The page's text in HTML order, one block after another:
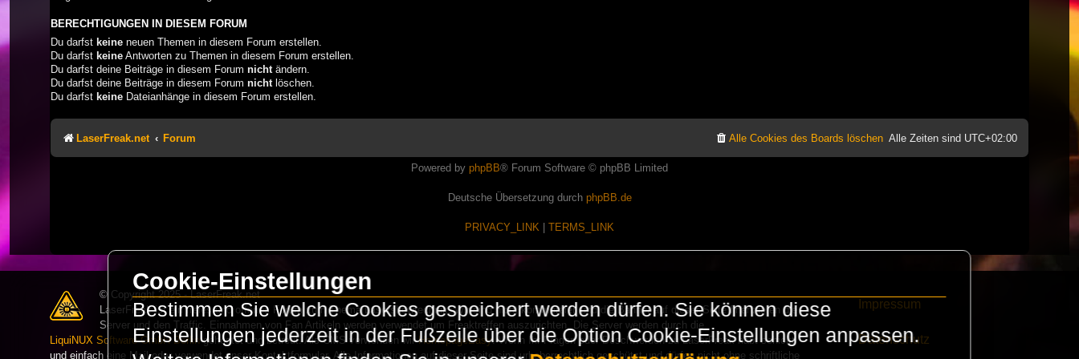
BERECHTIGUNGEN IN DIESEM FORUM
Du darfst keine neuen Themen in diesem Forum erstellen.
Du darfst keine Antworten zu Themen in diesem Forum erstellen.
Du darfst deine Beiträge in diesem Forum nicht ändern.
Du darfst deine Beiträge in diesem Forum nicht löschen.
Du darfst keine Dateianhänge in diesem Forum erstellen.
LaserFreak.net Forum Alle Zeiten sind UTC+02:00
Alle Cookies des Boards löschen
Powered by phpBB® Forum Software © phpBB Limited
Deutsche Übersetzung durch phpBB.de
PRIVACY_LINK TERMS_LINK
© Copyright 2025 - LaserFreak.net
LaserFreak ist ein freies und offenes Forum zum Thema Lasershowtechnik. Wir sind nicht kommerziell und die Banner auf dieser Seite finanzieren die
Server und den Traffic. Einnahmen von Fan Artikeln werden verwendet um Freaktreffen auszurichten. Die Server werden durch die
LiquiNUX Software GmbH Berlingehostet und betreut. Als CMS verwenden wirHomepageEasy. Wenn Ihr Fragen oder Beschwerden zu LaserFreak habt schickt
und einfach eine Mail oder verwendet unser Kontaktformular. Alle Informationen auf dieser Seite sind urheberrechtlich geschützt und dürfen nicht ohne schriftliche
Impressum
Datenschutz
Cookie-Einstellungen
Bestimmen Sie welche Cookies gespeichert werden dürfen. Sie können diese
Einstellungen jederzeit in der Fußzeile über die Option Cookie-Einstellungen anpassen.